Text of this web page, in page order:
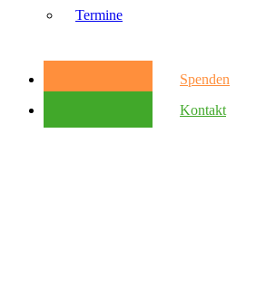
Termine
Spenden
Kontakt